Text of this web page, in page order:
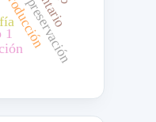
preservación
1